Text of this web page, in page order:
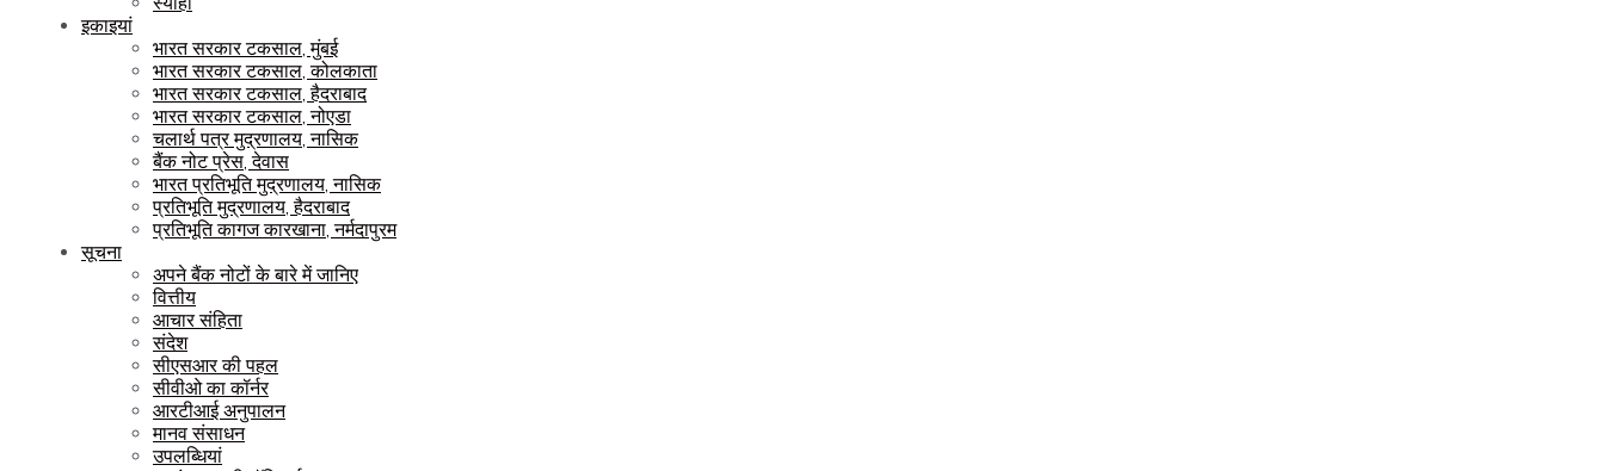
इकाइयां
भारत सरकार टकसाल, मुंबई
भारत सरकार टकसाल, कोलकाता
भारत सरकार टकसाल, हैदराबाद
भारत सरकार टकसाल, नोएडा
चलार्थ पत्र मुद्रणालय, नासिक
बैंक नोट प्रेस, देवास
भारत प्रतिभूति मुद्रणालय, नासिक
प्रतिभूति मुद्रणालय, हैदराबाद
प्रतिभूति कागज कारखाना, नर्मदापुरम
सूचना
अपने बैंक नोटों के बारे में जानिए
वित्तीय
आचार संहिता
संदेश
सीएसआर की पहल
सीवीओ का कॉर्नर
आरटीआई अनुपालन
मानव संसाधन
उपलब्धियां